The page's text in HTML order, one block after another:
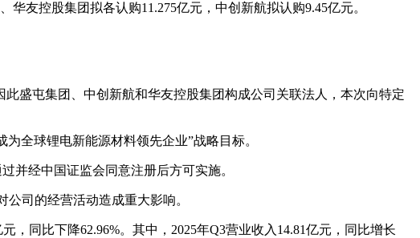
友控股集团拟各认购11.275亿元，中创新航拟认购9.45亿元。
盛屯集团、中创新航和华友控股集团构成公司关联法人，本次向特定
全球锂电新能源材料领先企业”战略目标。
并经中国证监会同意注册后方可实施。
司的经营活动造成重大影响。
，同比下降62.96%。其中，2025年Q3营业收入14.81亿元，同比增长